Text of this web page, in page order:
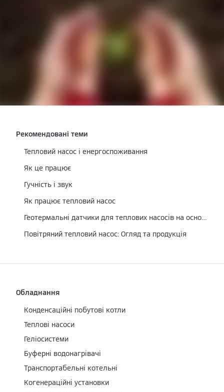
Рекомендовані теми
Тепловий насос і енергоспоживання
Як це працює
Гучність і звук
Як працює тепловий насос
Геотермальні датчики для теплових насосів на основі розсолу/води
Повітряний тепловий насос: Огляд та продукція
Обладнання
Конденсаційні побутові котли
Теплові насоси
Геліосистеми
Буферні водонагрівачі
Транспортабельні котельні
Когенераційні установки